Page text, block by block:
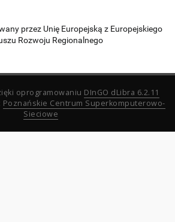
przez Unię Europejską z Europejskiego
Rozwoju Regionalnego
oprogramowaniu DInGO dLibra 6.2.11
Poznańskie Centrum Superkomputerowo-
Sieciowe